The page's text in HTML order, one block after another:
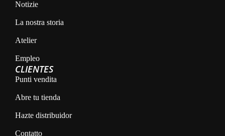
Notizie
La nostra storia
Atelier
Empleo
CLIENTES
Punti vendita
Abre tu tienda
Hazte distribuidor
Contatto